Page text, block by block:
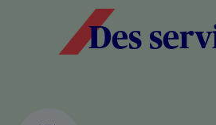
Des